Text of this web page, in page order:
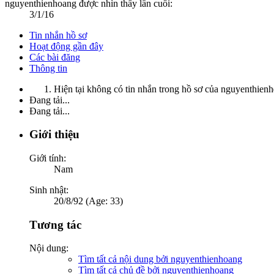
nguyenthienhoang được nhìn thấy lần cuối:
3/1/16
Tin nhắn hồ sơ
Hoạt động gần đây
Các bài đăng
Thông tin
Hiện tại không có tin nhắn trong hồ sơ của
Đang tải...
Đang tải...
Giới thiệu
Giới tính:
Nam
Sinh nhật:
20/8/92 (Age: 33)
Tương tác
Nội dung:
Tìm tất cả nội dung bởi nguyenthienhoang
Tìm tất cả chủ đề bởi nguyenthienhoang